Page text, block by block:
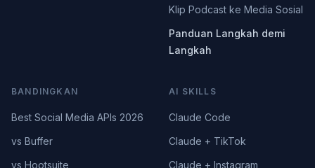
Klip Podcast ke Media Sosial
Panduan Langkah demi
Langkah
BANDINGKAN
Best Social Media APIs 2026
vs Buffer
vs Hootsuite
AI SKILLS
Claude Code
Claude + TikTok
Claude + Instagram